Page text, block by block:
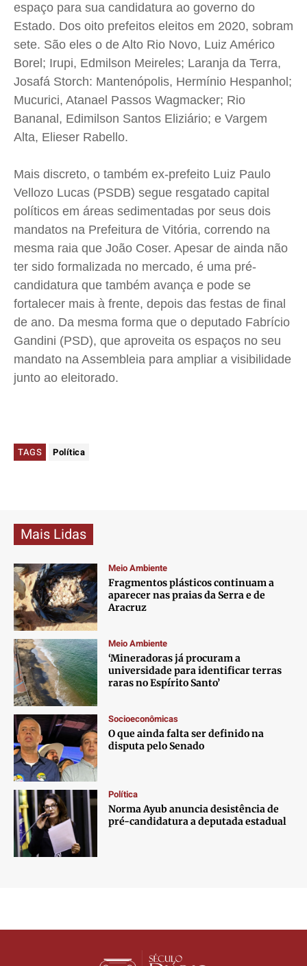
espaço para sua candidatura ao governo do
Estado. Dos oito prefeitos eleitos em 2020, sobram
sete. São eles o de Alto Rio Novo, Luiz Américo
Borel; Irupi, Edmilson Meireles; Laranja da Terra,
Josafá Storch: Mantenópolis, Hermínio Hespanhol;
Mucurici, Atanael Passos Wagmacker; Rio
Bananal, Edimilson Santos Eliziário; e Vargem
Alta, Elieser Rabello.
Mais discreto, o também ex-prefeito Luiz Paulo
Vellozo Lucas (PSDB) segue resgatado capital
políticos em áreas sedimentadas por seus dois
mandatos na Prefeitura de Vitória, correndo na
mesma raia que João Coser. Apesar de ainda não
ter sido formalizada no mercado, é uma pré-
candidatura que também avança e pode se
fortalecer mais à frente, depois das festas de final
de ano. Da mesma forma que o deputado Fabrício
Gandini (PSD), que aproveita os espaços no seu
mandato na Assembleia para ampliar a visibilidade
junto ao eleitorado.
TAGS Política
Mais Lidas
Meio Ambiente
Fragmentos plásticos continuam a
aparecer nas praias da Serra e de
Aracruz
Meio Ambiente
‘Mineradoras já procuram a
universidade para identificar terras
raras no Espírito Santo’
Socioeconômicas
O que ainda falta ser definido na
disputa pelo Senado
Política
Norma Ayub anuncia desistência de
pré-candidatura a deputada estadual